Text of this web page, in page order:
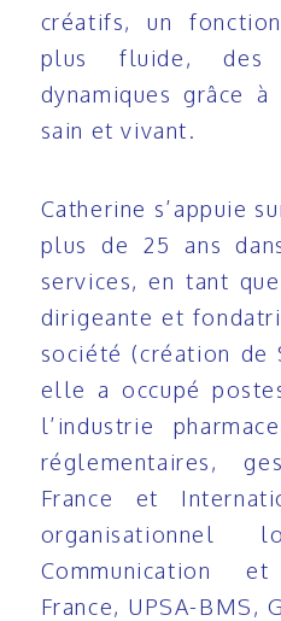
créatifs, un
plus fluide, des
dynamiques grâce
sain et vivant.
Catherine s’appuie
plus de 25 ans
services, en tant
dirigeante et
société (création de
elle a occupé
l’industrie
réglementaires,
France et
Communication
France, UPSA-BMS,